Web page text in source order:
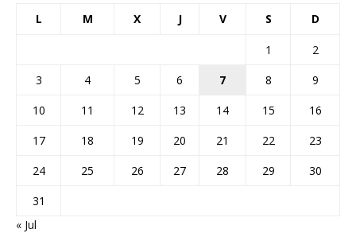
L M X J V S D
1
2
3
4 5 6 7 8
9
10
11 12 13 14 15
16
17
18 19 20 21 22
23
24
25 26 27 28 29
30
31
« Jul